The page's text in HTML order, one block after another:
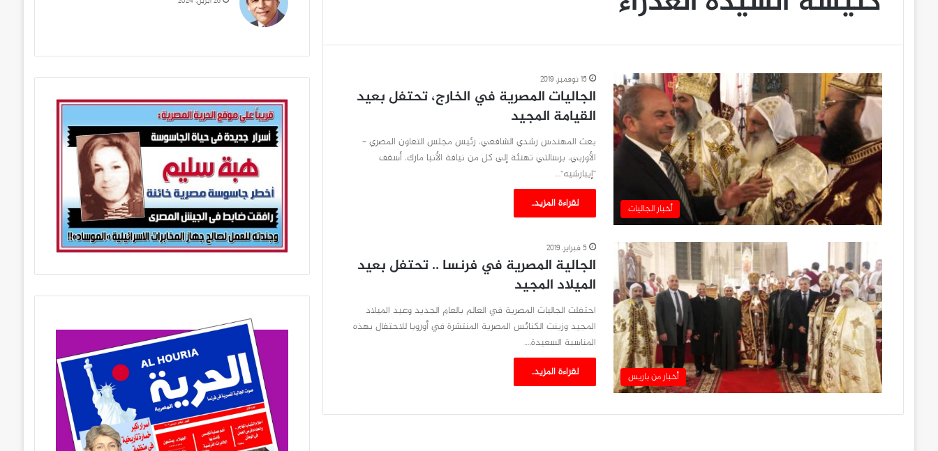
أخبار الجاليات
15 نوفمبر، 2019
الجاليات المصرية في الخارج، تحتفل بعيد
القيامة المجيد
بعث المهندس رشدي الشافعي، رئيس مجلس التعاون المصري –
الأوربي، برسالتي تهنئة إلى كل من نيافة الأنبا مارك، أسقف
“إيبارشيه”…
لقراءة المزيد..
أخبار من باريس
5 فبراير، 2019
الجالية المصرية في فرنسا .. تحتفل بعيد
الميلاد المجيد
احتفلت الجاليات المصرية في العالم بالعام الجديد وعيد الميلاد
المجيد وزينت الكنائس المصرية المنتشرة في أوروبا للاحتفال بهذه
المناسبة السعيدة،…
لقراءة المزيد..